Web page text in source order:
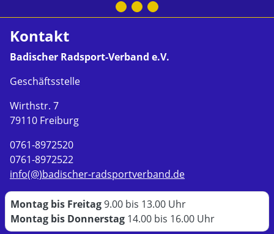
Kontakt
Badischer Radsport-Verband e.V.
Geschäftsstelle
Wirthstr. 7
79110 Freiburg
0761-8972520
0761-8972522
info(@)badischer-radsportverband.de
Montag bis Freitag9.00 bis 13.00 Uhr
Montag bis Donnerstag 14.00 bis 16.00 Uhr